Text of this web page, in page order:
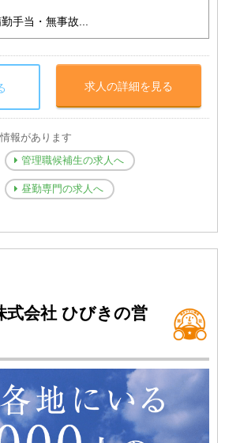
手当・無事故...
求人の詳細を見る
報があります
管理職候補生の求人へ
昼勤専門の求人へ
式会社 ひびきの営